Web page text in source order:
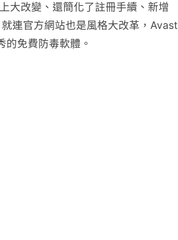
大改變、還簡化了註冊手續、新增
連官方網站也是風格大改革，Avast
免費防毒軟體。